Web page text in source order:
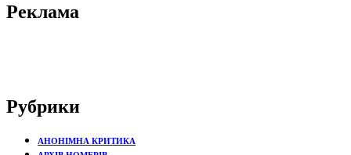
Реклама
Рубрики
АНОНІМНА КРИТИКА